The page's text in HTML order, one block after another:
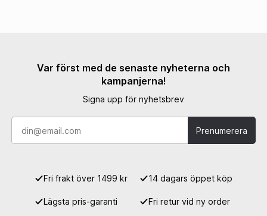
Var först med de senaste nyheterna och
kampanjerna!
Signa upp för nyhetsbrev
Prenumerera
Fri frakt över 1499 kr 14 dagars öppet köp
Lägsta pris-garanti Fri retur vid ny order